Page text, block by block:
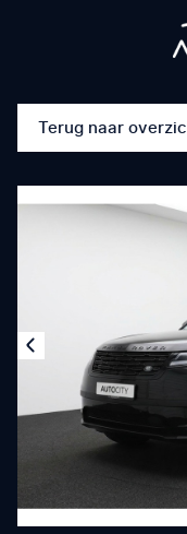
Terug naar